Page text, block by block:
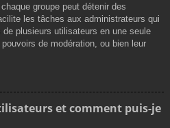
groupe peut détenir des
les tâches aux administrateurs qui
plusieurs utilisateurs en une seule
de modération, ou bien leur
et comment puis-je